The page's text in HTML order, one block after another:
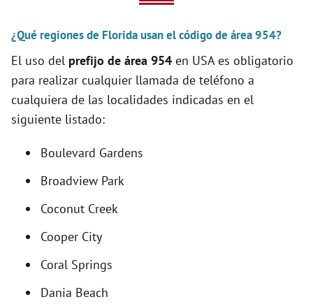
i
d
¿Qué regiones de Florida usan el código de área 954?
El uso del prefijo de área 954 en USA es obligatorio
para realizar cualquier llamada de teléfono a
cualquiera de las localidades indicadas en el
siguiente listado:
Boulevard Gardens
Broadview Park
Coconut Creek
Cooper City
Coral Springs
Dania Beach